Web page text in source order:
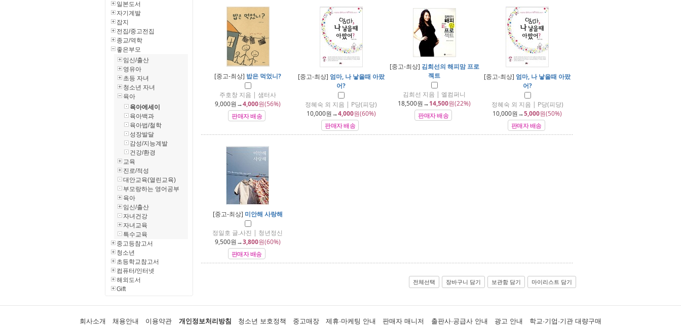
[중고-최상] 밥은 먹었니?
주호창 지음 | 샘터사
9,000원→4,000원(56%)
판매자 배송
[중고-최상] 엄마, 나 낳을때 아팠
어?
정혜숙 외 지음 | P당(피당)
10,000원→4,000원(60%)
판매자 배송
[중고-최상] 김희선의 해피맘 프로
젝트
김희선 지음 | 엘컴퍼니
18,500원→14,500원(22%)
판매자 배송
[중고-최상] 엄마, 나 낳을때 아팠
어?
정혜숙 외 지음 | P당(피당)
10,000원→5,000원(50%)
판매자 배송
[중고-최상] 미안해 사랑해
정일호 글.사진 | 청년정신
9,500원→3,800원(60%)
판매자 배송
전체선택 장바구니 담기 보관함 담기 마이리스트 담기
일본도서
자기계발
잡지
전집/중고전집
종교/역학
좋은부모
임신/출산
영유아
초등 자녀
청소년 자녀
육아
육아에세이
육아백과
육아법/철학
성장발달
감성/지능계발
건강/환경
교육
진로/적성
대안교육(열린교육)
부모랑하는 영어공부
육아
임신/출산
자녀건강
자녀교육
특수교육
중고등참고서
청소년
초등학교참고서
컴퓨터/인터넷
해외도서
Gift
회사소개 채용안내 이용약관 개인정보처리방침 청소년 보호정책 중고매장 제휴·마케팅 안내 판매자 매니저 출판사·공급사 안내 광고 안내 학교·기업·기관 대량구매